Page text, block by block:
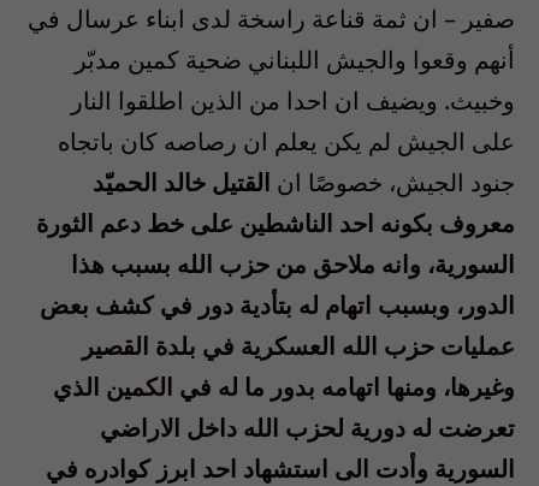
صفير – ان ثمة قناعة راسخة لدى ابناء عرسال في
أنهم وقعوا والجيش اللبناني ضحية كمين مدبّر
وخبيث. ويضيف ان احدا من الذين اطلقوا النار
على الجيش لم يكن يعلم ان رصاصه كان باتجاه
جنود الجيش، خصوصًا ان القتيل خالد الحميّد
معروف بكونه احد الناشطين على خط دعم الثورة
السورية، وانه ملاحق من حزب الله بسبب هذا
الدور، وبسبب اتهام له بتأدية دور في كشف بعض
عمليات حزب الله العسكرية في بلدة القصير
وغيرها، ومنها اتهامه بدور ما له في الكمين الذي
تعرضت له دورية لحزب الله داخل الاراضي
السورية وأدت الى استشهاد احد ابرز كوادره في